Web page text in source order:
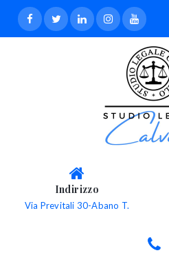
Indirizzo
Via Previtali 30-Abano T.